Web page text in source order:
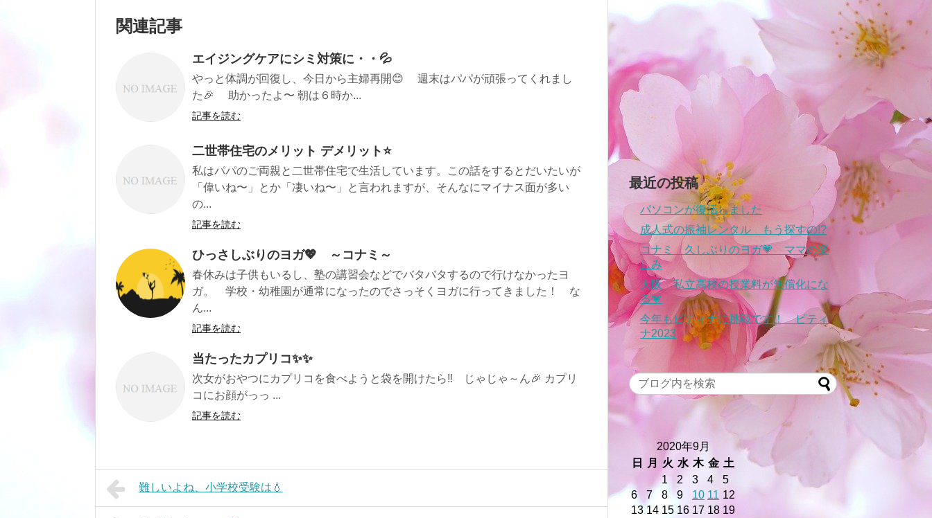
o
o
k
関連記事
エイジングケアにシミ対策に・・💦
やっと体調が回復し、今日から主婦再開😊 週末はパパが頑張ってくれまし
た🎉 助かったよ〜 朝は６時か...
記事を読む
二世帯住宅のメリット デメリット⭐️
私はパパのご両親と二世帯住宅で生活しています。この話をするとだいたいが
「偉いね〜」とか「凄いね〜」と言われますが、そんなにマイナス面が多い
の...
記事を読む
ひっさしぶりのヨガ💖 ～コナミ～
春休みは子供もいるし、塾の講習会などでバタバタするので行けなかったヨ
ガ。 学校・幼稚園が通常になったのでさっそくヨガに行ってきました！ な
ん...
記事を読む
当たったカプリコ✨✨
次女がおやつにカプリコを食べようと袋を開けたら‼ じゃじゃ～ん🎉 カプリ
コにお顔がっっ ...
記事を読む
難しいよね、小学校受験は💧
最近の投稿
パソコンが復活しました
成人式の振袖レンタル もう探すの!?
コナミ 久しぶりのヨガ💗 ママの楽
しみ
大阪 私立高校の授業料が無償化にな
る💗
今年もピティナに挑戦です！ ピティ
ナ2023
2020年9月
日
月 火 水 木 金 土
1
2 3 4
5
6
7 8 9 10 11 12
13 14 15 16 17 18 19